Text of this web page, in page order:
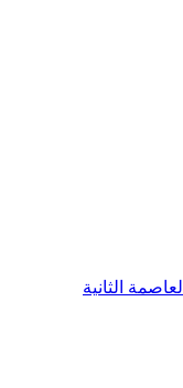
العاصمة الثانية